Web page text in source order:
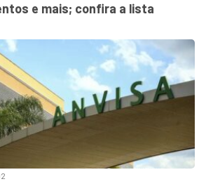
e mais; confira a lista